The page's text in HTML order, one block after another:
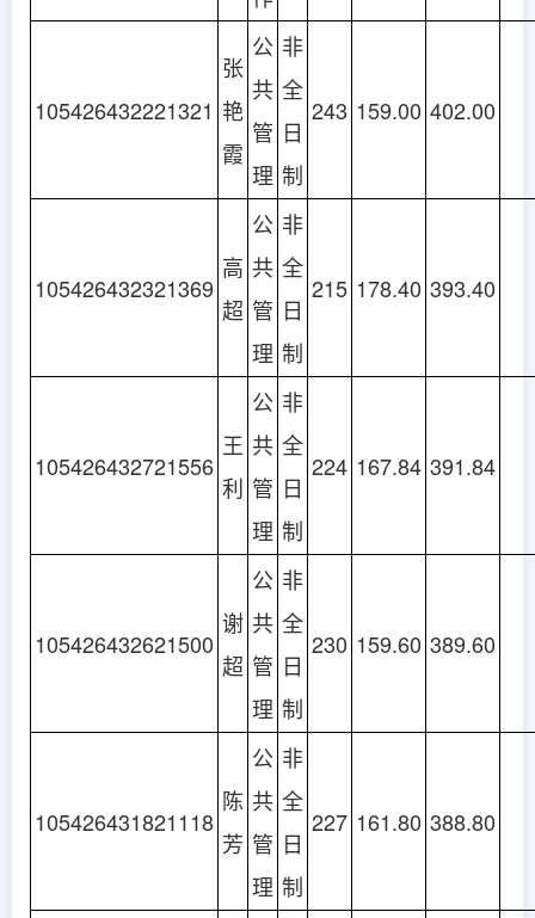
105426432221321
张
艳
霞
公
共
管
理
非
全
日
制
243 159.00 402.00
105426432321369
高
超
公
共
管
理
非
全
日
制
215 178.40 393.40
105426432721556
王
利
公
共
管
理
非
全
日
制
224 167.84 391.84
105426432621500
谢
超
公
共
管
理
非
全
日
制
230 159.60 389.60
105426431821118
陈
芳
公
共
管
理
非
全
日
制
227 161.80 388.80